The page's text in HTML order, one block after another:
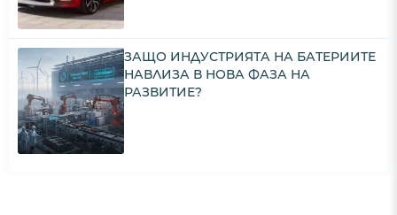
ЗАЩО ИНДУСТРИЯТА НА БАТЕРИИТЕ
НАВЛИЗА В НОВА ФАЗА НА
РАЗВИТИЕ?